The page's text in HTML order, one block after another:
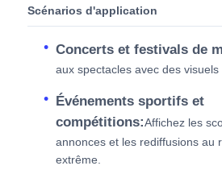
Scénarios d'application
Concerts et festivals de
aux spectacles avec des visuels
Événements sportifs et
compétitions:Affichez les
annonces et les rediffusions au
extrême.